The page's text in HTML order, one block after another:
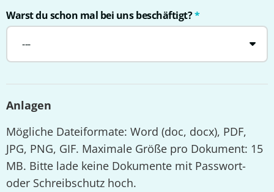
Warst du schon mal bei uns beschäftigt?*
---
Anlagen
Mögliche Dateiformate: Word (doc, docx), PDF,
JPG, PNG, GIF. Maximale Größe pro Dokument: 15
MB. Bitte lade keine Dokumente mit Passwort-
oder Schreibschutz hoch.